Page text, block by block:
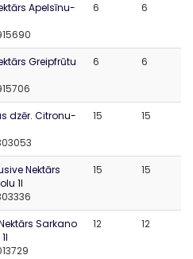
Apelsīnu-
6 6
Greipfrūtu
6 6
dzēr. Citronu-
15 15
Nektārs
1l
15 15
Sarkano
12 12